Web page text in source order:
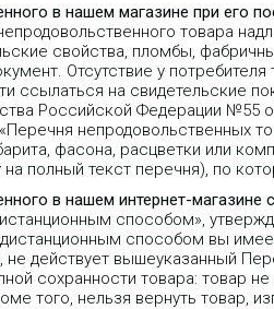
в нашем магазине при его
товара
свойства, пломбы,
Отсутствие у
ссылаться на свидетельские
Российской Федерации №55
непродовольственных
фасона, расцветки или
полный текст перечня), по
в нашем интернет-магазине
способом»,
способом вы
действует вышеуказанный
сохранности товара: товар
того, нельзя вернуть товар,